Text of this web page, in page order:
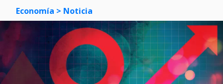
Economía > Noticia